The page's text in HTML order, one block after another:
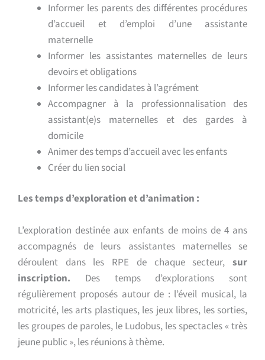
Informer les parents des différentes procédures
d’accueil et d’emploi d’une assistante
maternelle
Informer les assistantes maternelles de leurs
devoirs et obligations
Informer les candidates à l’agrément
Accompagner à la professionnalisation des
assistant(e)s maternelles et des gardes à
domicile
Animer des temps d’accueil avec les enfants
Créer du lien social
Les temps d’exploration et d’animation :
L’exploration destinée aux enfants de moins de 4 ans
accompagnés de leurs assistantes maternelles se
déroulent dans les RPE de chaque secteur, sur
inscription. Des temps d’explorations sont
régulièrement proposés autour de : l’éveil musical, la
motricité, les arts plastiques, les jeux libres, les sorties,
les groupes de paroles, le Ludobus, les spectacles « très
jeune public », les réunions à thème.